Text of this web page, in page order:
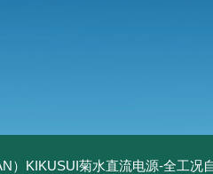
）KIKUSUI菊水直流电源-全工况